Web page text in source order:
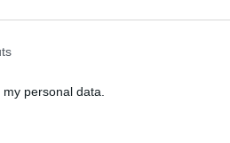
personal data.
olykor, vagy úgy rázni
orrába, de nem járt sikerrel.
nem venné észre,